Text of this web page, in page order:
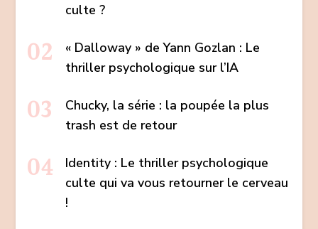
culte ?
« Dalloway » de Yann Gozlan : Le
thriller psychologique sur l’IA
Chucky, la série : la poupée la plus
trash est de retour
Identity : Le thriller psychologique
culte qui va vous retourner le cerveau
!